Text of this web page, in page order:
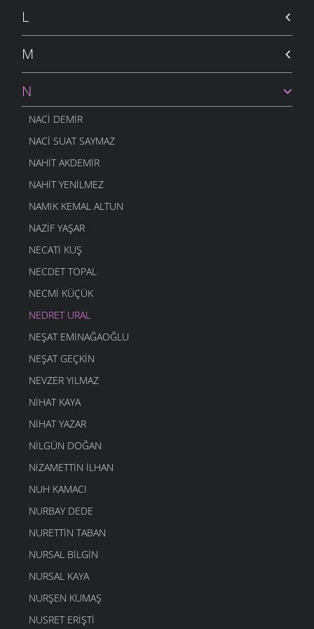
L
M
N
NACI DEMIR
NACI SUAT SAYMAZ
NAHIT AKDEMIR
NAHIT YENILMEZ
NAMIK KEMAL ALTUN
NAZIF YAŞAR
NECATI KUŞ
NECDET TOPAL
NECMI KÜÇÜK
NEDRET URAL
NEŞAT EMINAĞAOĞLU
NEŞAT GEÇKIN
NEVZER YILMAZ
NIHAT KAYA
NIHAT YAZAR
NILGÜN DOĞAN
NIZAMETTIN İLHAN
NUH KAMACI
NURBAY DEDE
NURETTIN TABAN
NURSAL BILGIN
NURSAL KAYA
NURŞEN KUMAŞ
NUSRET ERIŞTI